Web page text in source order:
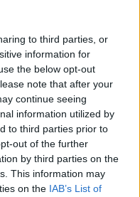
to third parties, or
information for
the below opt-out
note that after your
continue seeing
information utilized by
to third parties prior to
out of the further
by third parties on the
This information may
on the IAB’s List of